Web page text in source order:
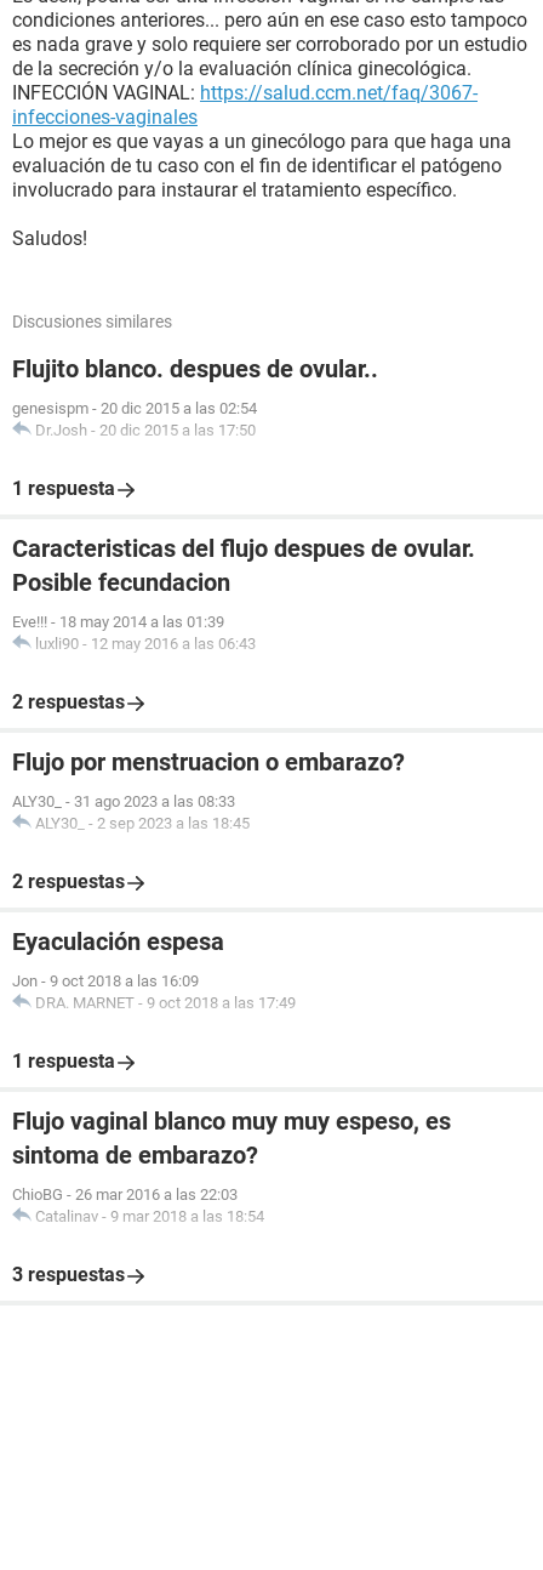
condiciones anteriores... pero aún en ese caso esto tampoco
es nada grave y solo requiere ser corroborado por un estudio
de la secreción y/o la evaluación clínica ginecológica.
INFECCIÓN VAGINAL: https://salud.ccm.net/faq/3067-
infecciones-vaginales
Lo mejor es que vayas a un ginecólogo para que haga una
evaluación de tu caso con el fin de identificar el patógeno
involucrado para instaurar el tratamiento específico.
Saludos!
Discusiones similares
Flujito blanco. despues de ovular..
genesispm - 20 dic 2015 a las 02:54
Dr.Josh - 20 dic 2015 a las 17:50
1 respuesta
Caracteristicas del flujo despues de ovular.
Posible fecundacion
Eve!!! - 18 may 2014 a las 01:39
luxli90 - 12 may 2016 a las 06:43
2 respuestas
Flujo por menstruacion o embarazo?
ALY30_ - 31 ago 2023 a las 08:33
ALY30_ - 2 sep 2023 a las 18:45
2 respuestas
Eyaculación espesa
Jon - 9 oct 2018 a las 16:09
DRA. MARNET - 9 oct 2018 a las 17:49
1 respuesta
Flujo vaginal blanco muy muy espeso, es
sintoma de embarazo?
ChioBG - 26 mar 2016 a las 22:03
Catalinav - 9 mar 2018 a las 18:54
3 respuestas